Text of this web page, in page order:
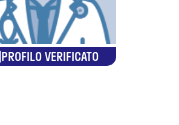
PROFILO VERIFICATO